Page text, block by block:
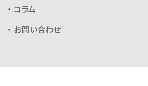
コラム
お問い合わせ